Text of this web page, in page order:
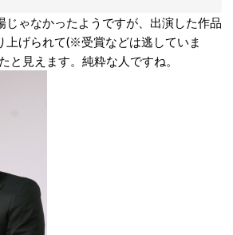
じゃなかったようですが、出演した作品
上げられて(※受賞などは逃していま
と見えます。純粋な人ですね。